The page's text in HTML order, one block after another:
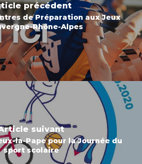
précédent
de Préparation aux Jeux
Rhône-Alpes
suivant
la-Pape pour la Journée du
sport scolaire